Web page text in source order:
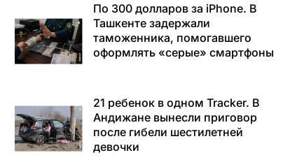
По 300 долларов за iPhone. В
Ташкенте задержали
таможенника, помогавшего
оформлять «серые» смартфоны
21 ребенок в одном Tracker. В
Андижане вынесли приговор
после гибели шестилетней
девочки